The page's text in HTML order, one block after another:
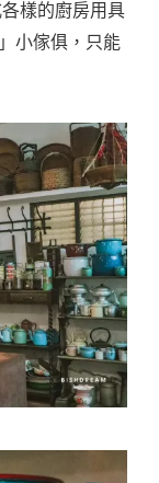
樣的廚房用具
小傢俱，只能